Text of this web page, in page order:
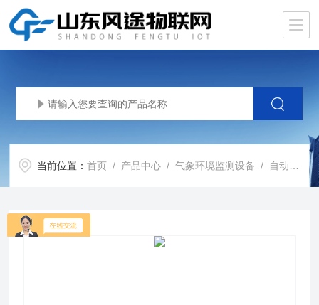
当前位置：首页 / 产品中心 /气象环境监测设备 / 自动气象站